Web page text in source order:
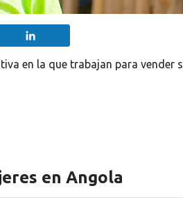
en la que trabajan para vender
en Angola